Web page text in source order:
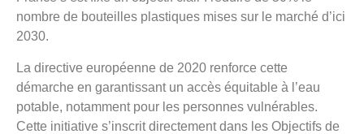
nombre de bouteilles plastiques mises sur le marché d’ici
2030.
La directive européenne de 2020 renforce cette
démarche en garantissant un accès équitable à l’eau
potable, notamment pour les personnes vulnérables.
Cette initiative s’inscrit directement dans les Objectifs de